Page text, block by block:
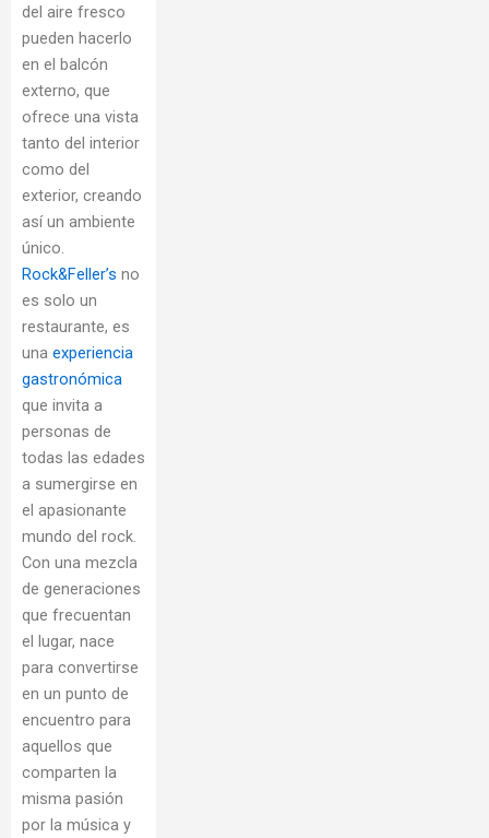
del aire fresco
pueden hacerlo
en el balcón
externo, que
ofrece una vista
tanto del interior
como del
exterior, creando
así un ambiente
único.
Rock&Feller’s no
es solo un
restaurante, es
una experiencia
gastronómica
que invita a
personas de
todas las edades
a sumergirse en
el apasionante
mundo del rock.
Con una mezcla
de generaciones
que frecuentan
el lugar, nace
para convertirse
en un punto de
encuentro para
aquellos que
comparten la
misma pasión
por la música y